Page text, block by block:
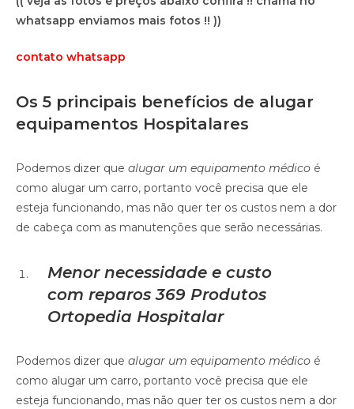
whatsapp enviamos mais fotos !! ))
contato whatsapp
Os 5 principais benefícios de alugar
equipamentos Hospitalares
Podemos dizer que alugar um equipamento médico é
como alugar um carro, portanto você precisa que ele
esteja funcionando, mas não quer ter os custos nem a dor
de cabeça com as manutenções que serão necessárias.
Menor necessidade e custo
com reparos369 Produtos
Ortopedia Hospitalar
Podemos dizer que alugar um equipamento médico é
como alugar um carro, portanto você precisa que ele
esteja funcionando, mas não quer ter os custos nem a dor